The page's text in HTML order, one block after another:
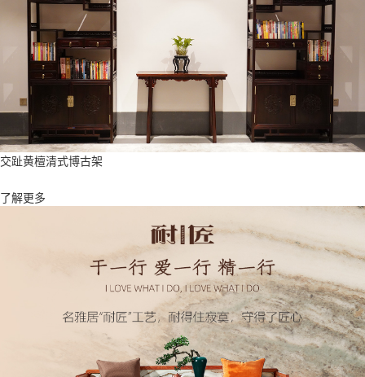
交趾黄檀清式博古架
了解更多